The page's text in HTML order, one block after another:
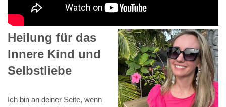
Heilung für das
Innere Kind und
Selbstliebe
Ich bin an deiner Seite, wenn